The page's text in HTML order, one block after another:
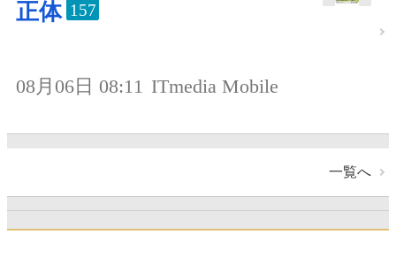
正体 157
08月06日 08:11 ITmedia Mobile
一覧へ